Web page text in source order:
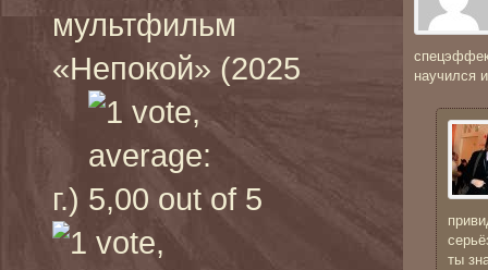
мультфильм
«Непокой» (2025
г.)
научился
ты